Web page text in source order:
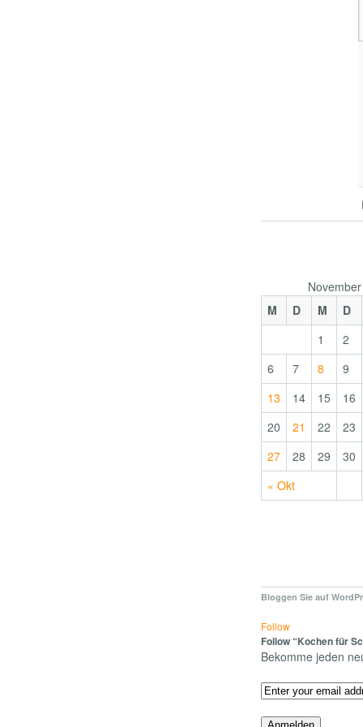
M
D M D
« Okt
1
2
6
7 8
9
13
14 15
16
20
21 22
23
27
28 29 30
Bloggen Sie auf
Follow
Follow “Kochen für
Bekomme jeden